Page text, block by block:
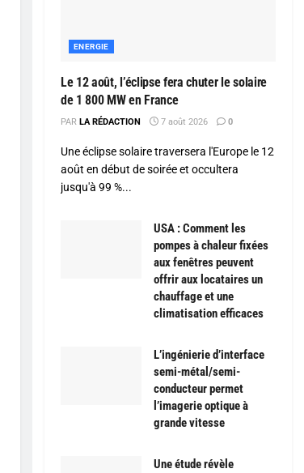
ENERGIE
Le 12 août, l’éclipse fera chuter le solaire
de 1 800 MW en France
PAR LA RÉDACTION 7 août 2026 0
Une éclipse solaire traversera l'Europe le 12
août en début de soirée et occultera
jusqu'à 99 %...
USA : Comment les
pompes à chaleur fixées
aux fenêtres peuvent
offrir aux locataires un
chauffage et une
climatisation efficaces
L’ingénierie d’interface
semi-métal/semi-
conducteur permet
l’imagerie optique à
grande vitesse
Une étude révèle